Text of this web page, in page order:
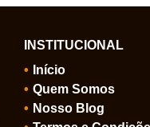
INSTITUCIONAL
Início
Quem Somos
Nosso Blog